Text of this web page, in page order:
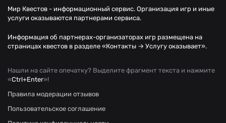
Мир Квестов - информационный сервис. Организация игр и иные
услуги оказываются партнерами сервиса.
Информация об партнерах-организаторах игр размещена на
страницах квестов в разделе «Контакты → Услугу оказывает».
Нашли на сайте опечатку? Выделите фрагмент текста и нажмите
«Ctrl+Enter»!
Правила модерации отзывов
Пользовательское соглашение